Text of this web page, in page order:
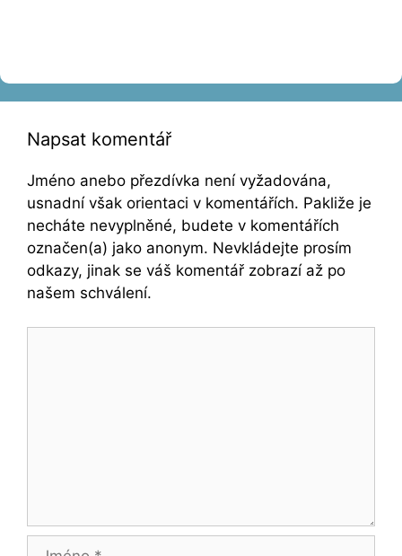
Napsat komentář
Jméno anebo přezdívka není vyžadována,
usnadní však orientaci v komentářích. Pakliže je
necháte nevyplněné, budete v komentářích
označen(a) jako anonym. Nevkládejte prosím
odkazy, jinak se váš komentář zobrazí až po
našem schválení.
Jméno